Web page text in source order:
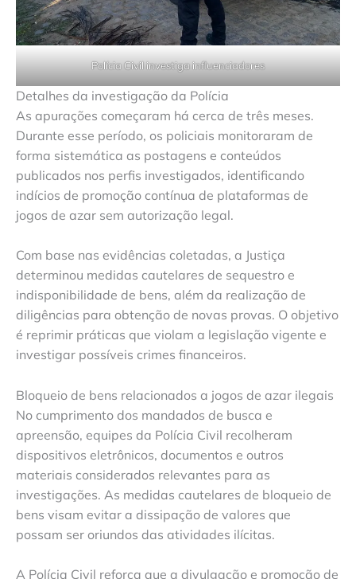
Polícia Civil investiga influenciadores
Detalhes da investigação da Polícia
As apurações começaram há cerca de três meses.
Durante esse período, os policiais monitoraram de
forma sistemática as postagens e conteúdos
publicados nos perfis investigados, identificando
indícios de promoção contínua de plataformas de
jogos de azar sem autorização legal.
Com base nas evidências coletadas, a Justiça
determinou medidas cautelares de sequestro e
indisponibilidade de bens, além da realização de
diligências para obtenção de novas provas. O objetivo
é reprimir práticas que violam a legislação vigente e
investigar possíveis crimes financeiros.
Bloqueio de bens relacionados a jogos de azar ilegais
No cumprimento dos mandados de busca e
apreensão, equipes da Polícia Civil recolheram
dispositivos eletrônicos, documentos e outros
materiais considerados relevantes para as
investigações. As medidas cautelares de bloqueio de
bens visam evitar a dissipação de valores que
possam ser oriundos das atividades ilícitas.
A Polícia Civil reforça que a divulgação e promoção de